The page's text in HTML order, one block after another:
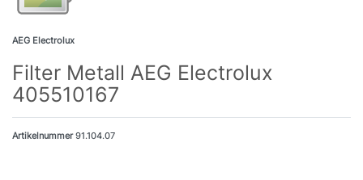
AEG Electrolux
Filter Metall AEG Electrolux
405510167
Artikelnummer91.104.07